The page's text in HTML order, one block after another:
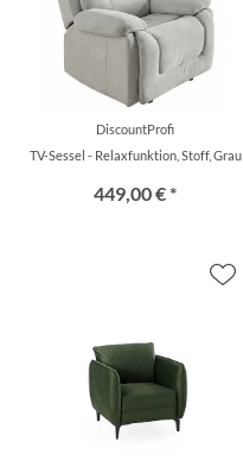
DiscountProfi
TV-Sessel - Relaxfunktion, Stoff, Grau
449,00 € *